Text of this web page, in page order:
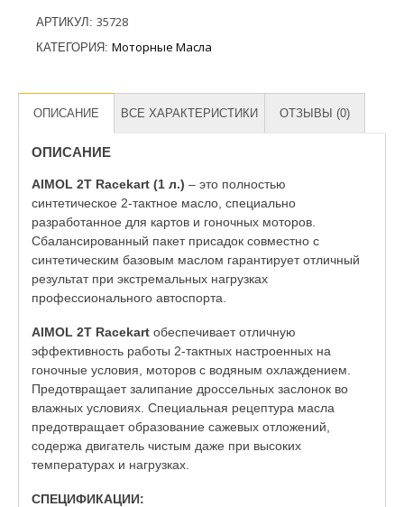
АРТИКУЛ: 35728
КАТЕГОРИЯ: Моторные Масла
ОПИСАНИЕ ВСЕ ХАРАКТЕРИСТИКИ ОТЗЫВЫ (0)
ОПИСАНИЕ
AIMOL 2Т Racekart (1 л.) – это полностью
синтетическое 2-тактное масло, специально
разработанное для картов и гоночных моторов.
Сбалансированный пакет присадок совместно с
синтетическим базовым маслом гарантирует отличный
результат при экстремальных нагрузках
профессионального автоспорта.
AIMOL 2T Racekart обеспечивает отличную
эффективность работы 2-тактных настроенных на
гоночные условия, моторов с водяным охлаждением.
Предотвращает залипание дроссельных заслонок во
влажных условиях. Специальная рецептура масла
предотвращает образование сажевых отложений,
содержа двигатель чистым даже при высоких
температурах и нагрузках.
СПЕЦИФИКАЦИИ: